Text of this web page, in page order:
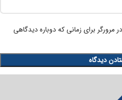
برای زمانی که دوباره دیدگاهی